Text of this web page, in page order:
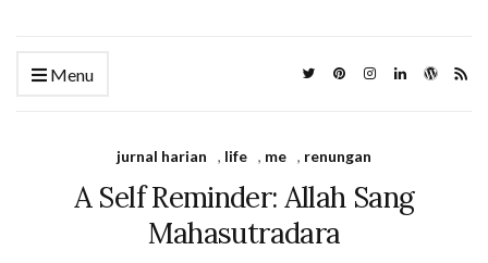
Menu
jurnal harian , life , me , renungan
A Self Reminder: Allah Sang
Mahasutradara